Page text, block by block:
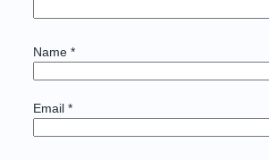
Name*
Email*